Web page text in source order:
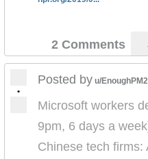
2 Comments
•
Posted by u/
Microsoft workers
9pm, 6 days a
Chinese tech firms: